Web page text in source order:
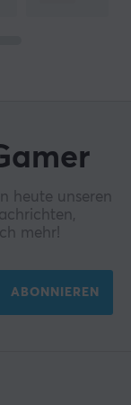
heute unseren
mehr!
ABONNIEREN